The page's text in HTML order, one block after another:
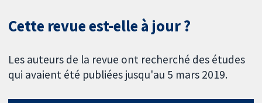
Cette revue est-elle à jour ?
Les auteurs de la revue ont recherché des études
qui avaient été publiées jusqu'au 5 mars 2019.